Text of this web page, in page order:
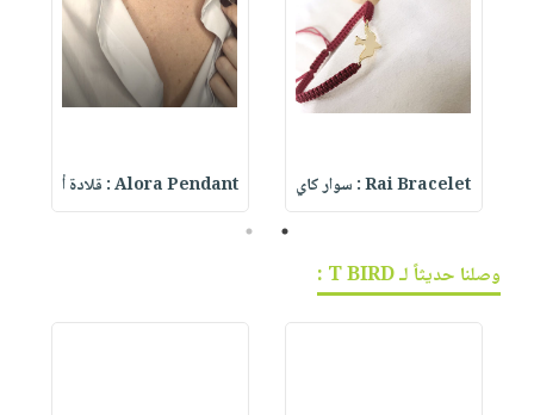
Rai Bracelet : سوار كاي Alora Pendant : قلادة أ
1
2
وصلنا حديثاً لـ T BIRD :